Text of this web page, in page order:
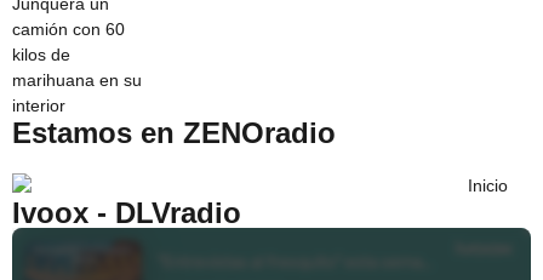
Estamos en ZENOradio
Ivoox - DLVradio